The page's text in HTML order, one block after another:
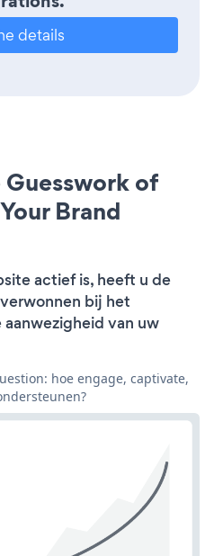
details
of
Brand
actief is, heeft u de
bij het
van uw
hoe engage, captivate,